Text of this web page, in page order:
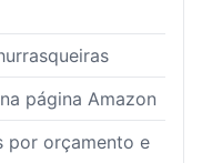
página Amazon
por orçamento e